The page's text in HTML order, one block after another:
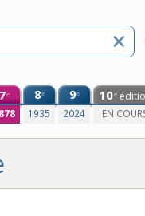
7e 8e
1935
9e
2024
10e
EN